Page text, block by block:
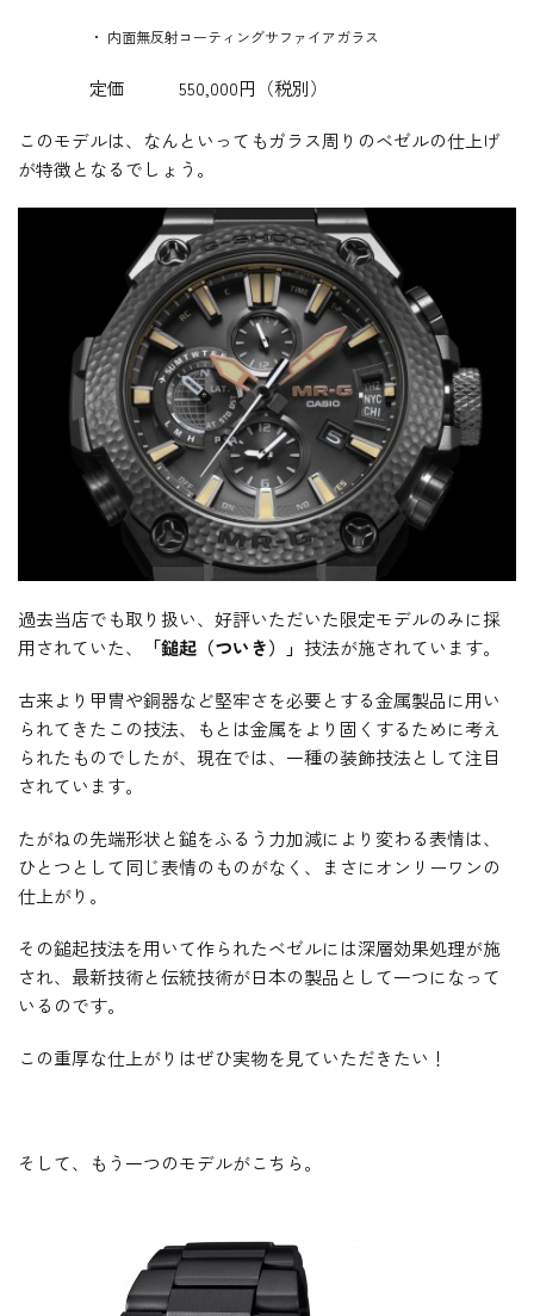
・ 内面無反射コーティングサファイアガラス
定価 550,000円（税別）
このモデルは、なんといってもガラス周りのベゼルの仕上げ
が特徴となるでしょう。
過去当店でも取り扱い、好評いただいた限定モデルのみに採
用されていた、
「鎚起（ついき）」 技法が施されています。
古来より甲冑や銅器など堅牢さを必要とする金属製品に用い
られてきたこの技法、もとは金属をより固くするために考え
られたものでしたが、現在では、一種の装飾技法として注目
されています。
たがねの先端形状と鎚をふるう力加減により変わる表情は、
ひとつとして同じ表情のものがなく、まさにオンリーワンの
仕上がり。
その鎚起技法を用いて作られたベゼルには深層効果処理が施
され、最新技術と伝統技術が日本の製品として一つになって
いるのです。
この重厚な仕上がりはぜひ実物を見ていただきたい！
そして、もう一つのモデルがこちら。